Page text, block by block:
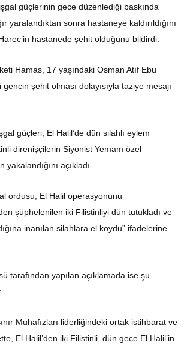
güçlerinin gece düzenlediği baskında
yaralandıktan sonra hastaneye kaldırıldığını
hastanede şehit olduğunu bildirdi.
Hamas, 17 yaşındaki Osman Atıf Ebu
şehit olması dolayısıyla taziye mesajı
güçleri, El Halil’de dün silahlı eylem
direnişçilerin Siyonist Yemam özel
açıkladı.
ordusu, El Halil operasyonunu
şüphelenilen iki Filistinliyi dün tutukladı ve
inanılan silahlara el koydu” ifadelerine
tarafından yapılan açıklamada ise şu
Muhafızları liderliğindeki ortak istihbarat ve
El Halil’den iki Filistinli, dün gece El Halil’in